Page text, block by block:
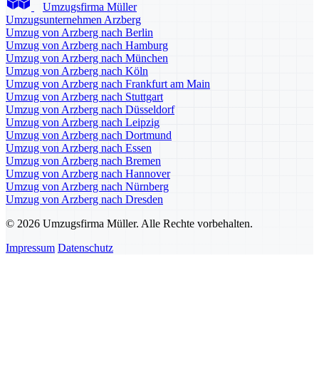
Umzugsfirma Müller
Umzugsunternehmen Arzberg
Umzug von Arzberg nach Berlin
Umzug von Arzberg nach Hamburg
Umzug von Arzberg nach München
Umzug von Arzberg nach Köln
Umzug von Arzberg nach Frankfurt am Main
Umzug von Arzberg nach Stuttgart
Umzug von Arzberg nach Düsseldorf
Umzug von Arzberg nach Leipzig
Umzug von Arzberg nach Dortmund
Umzug von Arzberg nach Essen
Umzug von Arzberg nach Bremen
Umzug von Arzberg nach Hannover
Umzug von Arzberg nach Nürnberg
Umzug von Arzberg nach Dresden
© 2026 Umzugsfirma Müller. Alle Rechte vorbehalten.
Impressum Datenschutz